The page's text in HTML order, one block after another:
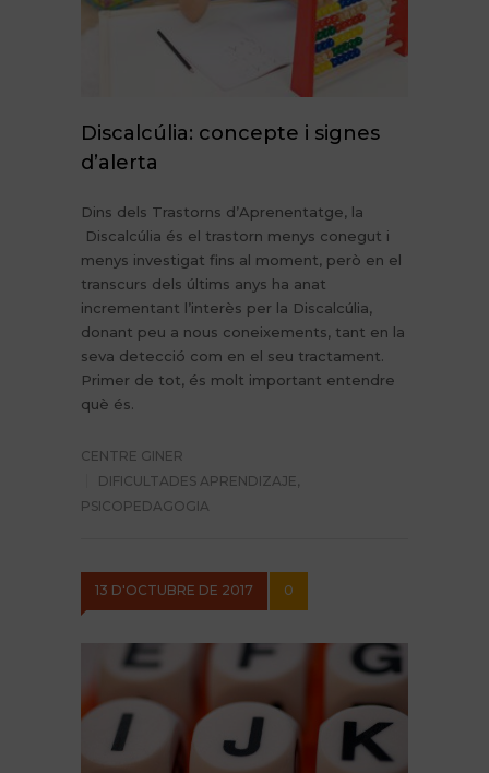
Discalcúlia: concepte i signes
d’alerta
Dins dels Trastorns d’Aprenentatge, la
Discalcúlia és el trastorn menys conegut i
menys investigat fins al moment, però en el
transcurs dels últims anys ha anat
incrementant l’interès per la Discalcúlia,
donant peu a nous coneixements, tant en la
seva detecció com en el seu tractament.
Primer de tot, és molt important entendre
què és.
CENTRE GINER
DIFICULTADES APRENDIZAJE,
PSICOPEDAGOGIA
13 D'OCTUBRE DE 2017 0